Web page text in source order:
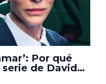
Por qué
de David
en